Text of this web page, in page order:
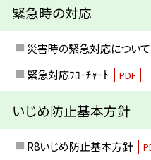
緊急時の対応
災害時の緊急対応について
緊急対応ﾌﾛｰﾁｬｰﾄ PDF
いじめ防止基本方針
R8いじめ防止基本方針